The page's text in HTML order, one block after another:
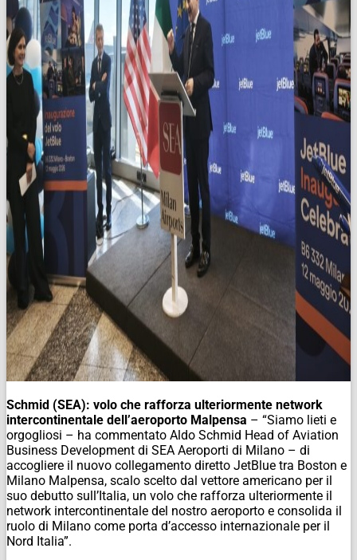
Schmid (SEA): volo che rafforza ulteriormente network
intercontinentale dell’aeroporto Malpensa – “Siamo lieti e
orgogliosi – ha commentato Aldo Schmid Head of Aviation
Business Development di SEA Aeroporti di Milano – di
accogliere il nuovo collegamento diretto JetBlue tra Boston e
Milano Malpensa, scalo scelto dal vettore americano per il
suo debutto sull’Italia, un volo che rafforza ulteriormente il
network intercontinentale del nostro aeroporto e consolida il
ruolo di Milano come porta d’accesso internazionale per il
Nord Italia”.